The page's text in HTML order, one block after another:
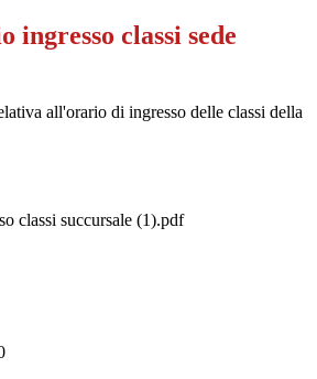
ingresso classi sede
all'orario di ingresso delle classi della
classi succursale (1).pdf